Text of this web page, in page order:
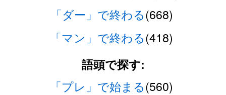
「ダー」で終わる(668)
「マン」で終わる(418)
語頭で探す:
「プレ」で始まる(560)